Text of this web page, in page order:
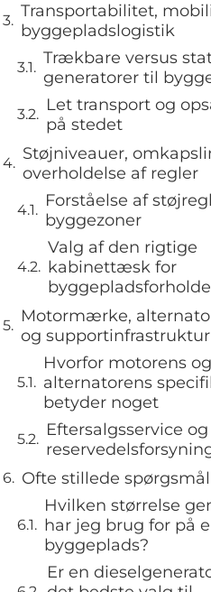
Transportabilitet,
byggepladslogistik
Trækbare versus
generatorer til
Let transport og
på stedet
Støjniveauer,
overholdelse af regler
Forståelse af
byggezoner
Valg af den rigtige
kabinettæsk for
Motormærke,
og supportinfrastruktur
Hvorfor motorens og
alternatorens
betyder noget
Eftersalgsservice og
Ofte stillede spørgsmål
Hvilken størrelse
har jeg brug for på
byggeplads?
Er en